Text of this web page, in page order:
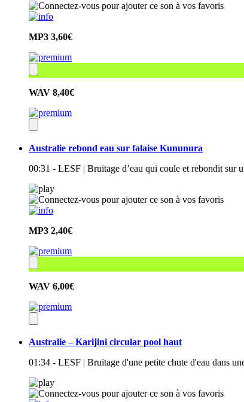
MP3 3,60€
WAV 8,40€
Australie rebond eau sur falaise Kununura
00:31 - LESF | Bruitage d’eau qui coule et rebondit sur
MP3 2,40€
WAV 6,00€
Australie – Karijini circular pool haut
01:34 - LESF | Bruitage d'une petite chute d'eau dans